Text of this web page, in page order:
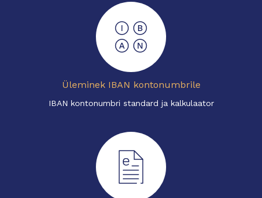
Üleminek IBAN kontonumbrile
IBAN kontonumbri standard ja kalkulaator